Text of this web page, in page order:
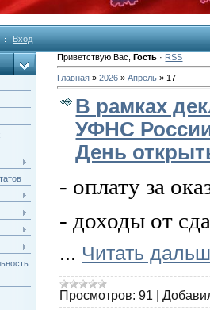
Вход
Приветствую Вас ,Гость · RSS
Главная »2026 » Апрель » 17
В рамках
УФНС
День
- оплату за
- доходы от
... Читать
Просмотров: 91 |